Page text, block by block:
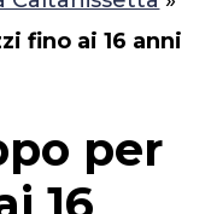
fino ai 16 anni
per